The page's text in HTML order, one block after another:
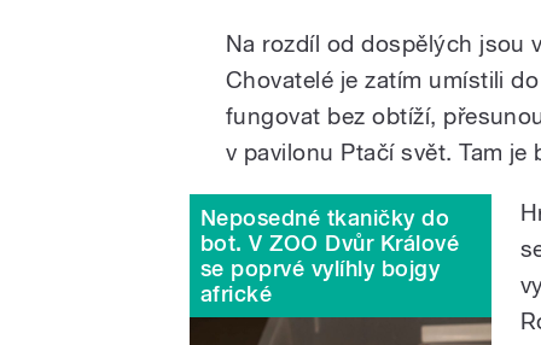
Na rozdíl od dospělých jsou
Chovatelé je zatím umístili
fungovat bez obtíží,
v pavilonu Ptačí svět. Tam
Neposedné tkaničky do
bot. V ZOO Dvůr Králové
se poprvé vylíhly bojgy
africké